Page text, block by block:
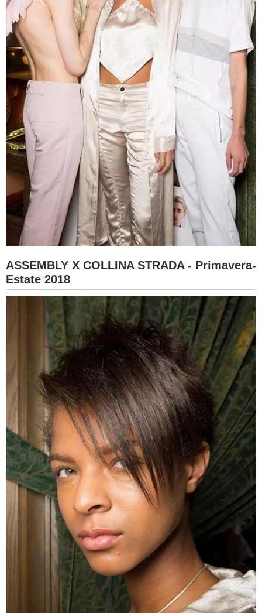
ASSEMBLY X COLLINA STRADA - Primavera-
Estate 2018